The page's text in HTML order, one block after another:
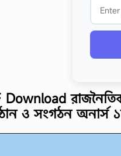
Download
ও সংগঠন